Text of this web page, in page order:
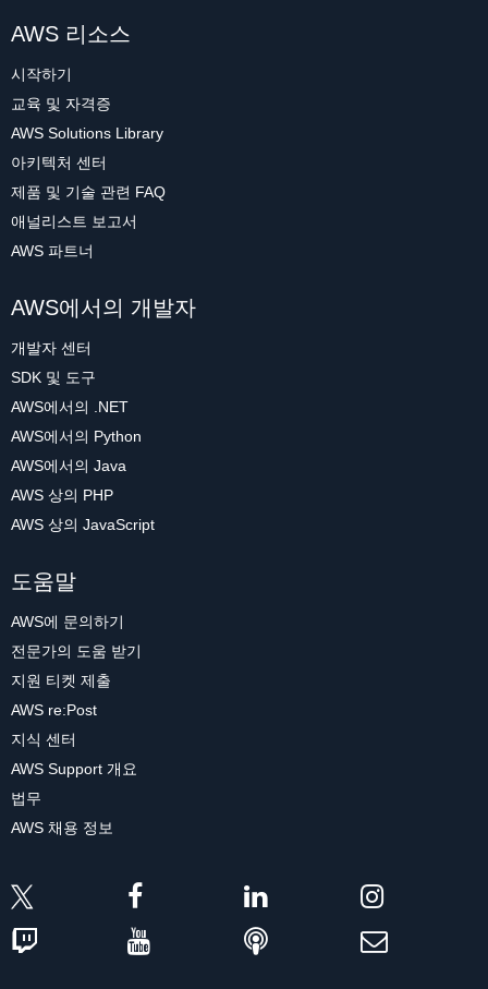
AWS 리소스
시작하기
교육 및 자격증
AWS Solutions Library
아키텍처 센터
제품 및 기술 관련 FAQ
애널리스트 보고서
AWS 파트너
AWS에서의 개발자
개발자 센터
SDK 및 도구
AWS에서의 .NET
AWS에서의 Python
AWS에서의 Java
AWS 상의 PHP
AWS 상의 JavaScript
도움말
AWS에 문의하기
전문가의 도움 받기
지원 티켓 제출
AWS re:Post
지식 센터
AWS Support 개요
법무
AWS 채용 정보